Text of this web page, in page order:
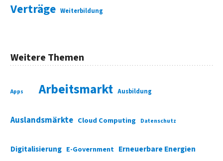
Verträge Weiterbildung
Weitere Themen
Apps Arbeitsmarkt Ausbildung
Auslandsmärkte Cloud Computing Datenschutz
Digitalisierung E-Government Erneuerbare Energien